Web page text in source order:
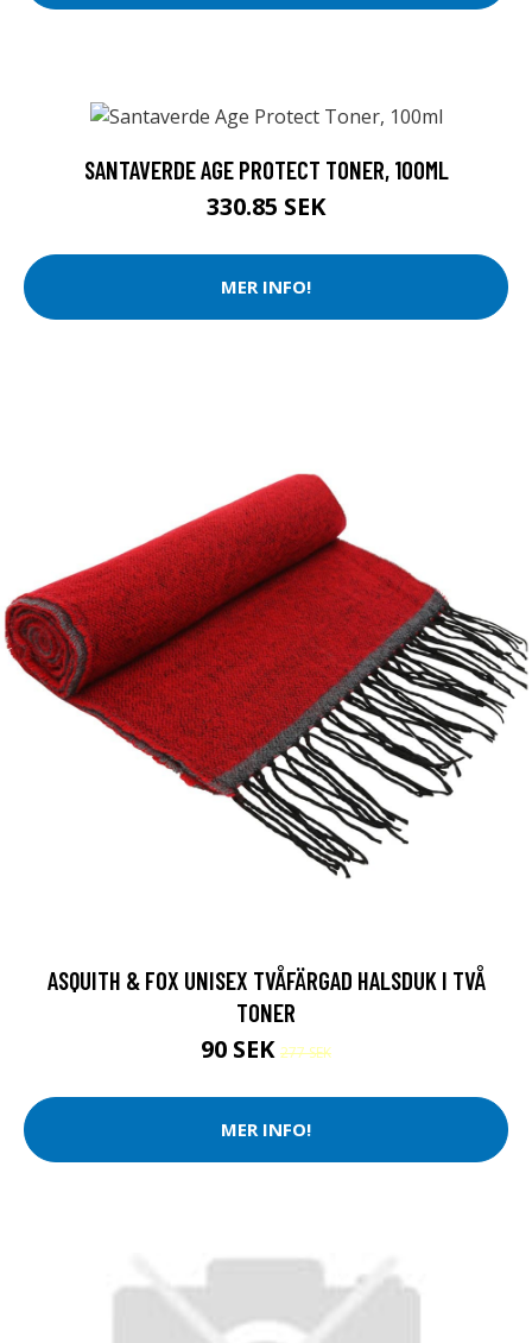
SANTAVERDE AGE PROTECT TONER, 100ML
330.85 SEK
MER INFO!
ASQUITH & FOX UNISEX TVÅFÄRGAD HALSDUK I TVÅ
TONER
90 SEK 277 SEK
MER INFO!